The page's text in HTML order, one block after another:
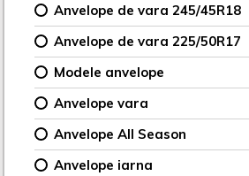
Anvelope de vara 245/45R18
Anvelope de vara 225/50R17
Modele anvelope
Anvelope vara
Anvelope All Season
Anvelope iarna